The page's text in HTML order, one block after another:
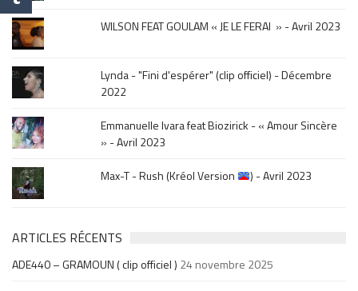
WILSON FEAT GOULAM « JE LE FERAI » - Avril 2023
Lynda - "Fini d'espérer" (clip officiel) - Décembre
2022
Emmanuelle Ivara feat Biozirick - « Amour Sincère
» - Avril 2023
Max-T - Rush (Kréol Version
) - Avril 2023
ARTICLES RÉCENTS
ADE440 – GRAMOUN ( clip officiel ) 24 novembre 2025